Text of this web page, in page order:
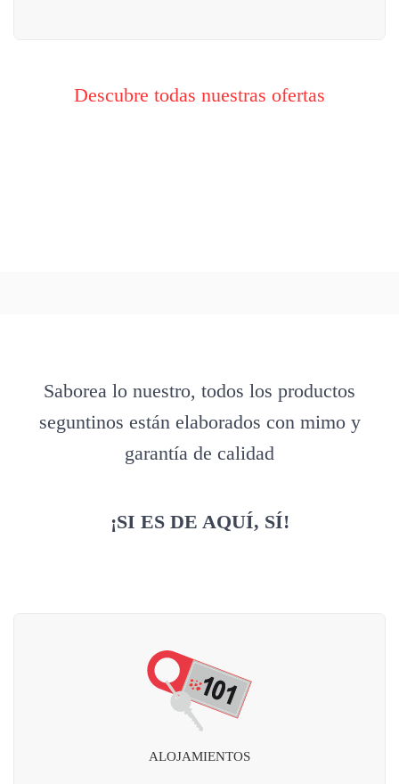
Descubre todas nuestras ofertas
Saborea lo nuestro, todos los productos
seguntinos están elaborados con mimo y
garantía de calidad
¡SI ES DE AQUÍ, SÍ!
ALOJAMIENTOS